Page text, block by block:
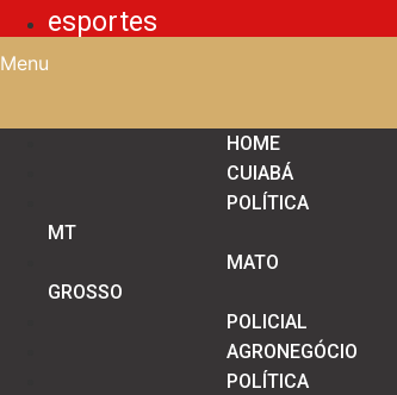
esportes
Menu
HOME
CUIABÁ
POLÍTICA
MT
MATO
GROSSO
POLICIAL
AGRONEGÓCIO
POLÍTICA